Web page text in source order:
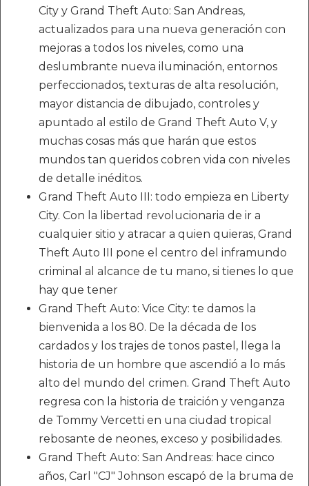
City y Grand Theft Auto: San Andreas,
actualizados para una nueva generación con
mejoras a todos los niveles, como una
deslumbrante nueva iluminación, entornos
perfeccionados, texturas de alta resolución,
mayor distancia de dibujado, controles y
apuntado al estilo de Grand Theft Auto V, y
muchas cosas más que harán que estos
mundos tan queridos cobren vida con niveles
de detalle inéditos.
Grand Theft Auto III: todo empieza en Liberty
City. Con la libertad revolucionaria de ir a
cualquier sitio y atracar a quien quieras, Grand
Theft Auto III pone el centro del inframundo
criminal al alcance de tu mano, si tienes lo que
hay que tener
Grand Theft Auto: Vice City: te damos la
bienvenida a los 80. De la década de los
cardados y los trajes de tonos pastel, llega la
historia de un hombre que ascendió a lo más
alto del mundo del crimen. Grand Theft Auto
regresa con la historia de traición y venganza
de Tommy Vercetti en una ciudad tropical
rebosante de neones, exceso y posibilidades.
Grand Theft Auto: San Andreas: hace cinco
años, Carl "CJ" Johnson escapó de la bruma de